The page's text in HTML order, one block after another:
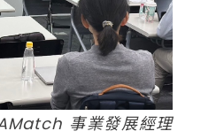
事業發展經理